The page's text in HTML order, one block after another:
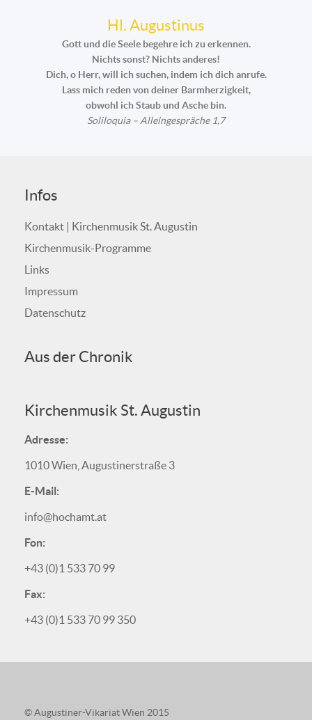
Hl. Augustinus
Gott und die Seele begehre ich zu erkennen.
Nichts sonst? Nichts anderes!
Dich, o Herr, will ich suchen, indem ich dich anrufe.
Lass mich reden von deiner Barmherzigkeit,
obwohl ich Staub und Asche bin.
Soliloquia – Alleingespräche 1,7
Infos
Kontakt | Kirchenmusik St. Augustin
Kirchenmusik-Programme
Links
Impressum
Datenschutz
Aus der Chronik
Kirchenmusik St. Augustin
Adresse:
1010 Wien, Augustinerstraße 3
E-Mail:
info@hochamt.at
Fon:
+43 (0)1 533 70 99
Fax:
+43 (0)1 533 70 99 350
© Augustiner-Vikariat Wien 2015